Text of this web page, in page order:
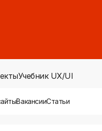
Учебник UX/UI
ВакансииСтатьи